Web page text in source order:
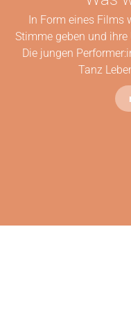
In Form eines Films
Stimme geben und
Die jungen
Tanz